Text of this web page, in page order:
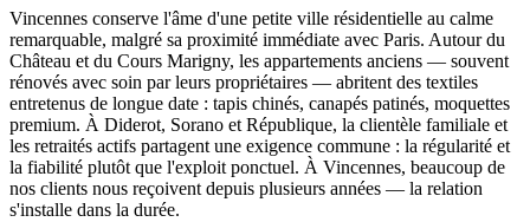
Vincennes conserve l'âme d'une petite ville résidentielle au calme
remarquable, malgré sa proximité immédiate avec Paris. Autour du
Château et du Cours Marigny, les appartements anciens — souvent
rénovés avec soin par leurs propriétaires — abritent des textiles
entretenus de longue date : tapis chinés, canapés patinés, moquettes
premium. À Diderot, Sorano et République, la clientèle familiale et
les retraités actifs partagent une exigence commune : la régularité et
la fiabilité plutôt que l'exploit ponctuel. À Vincennes, beaucoup de
nos clients nous reçoivent depuis plusieurs années — la relation
s'installe dans la durée.